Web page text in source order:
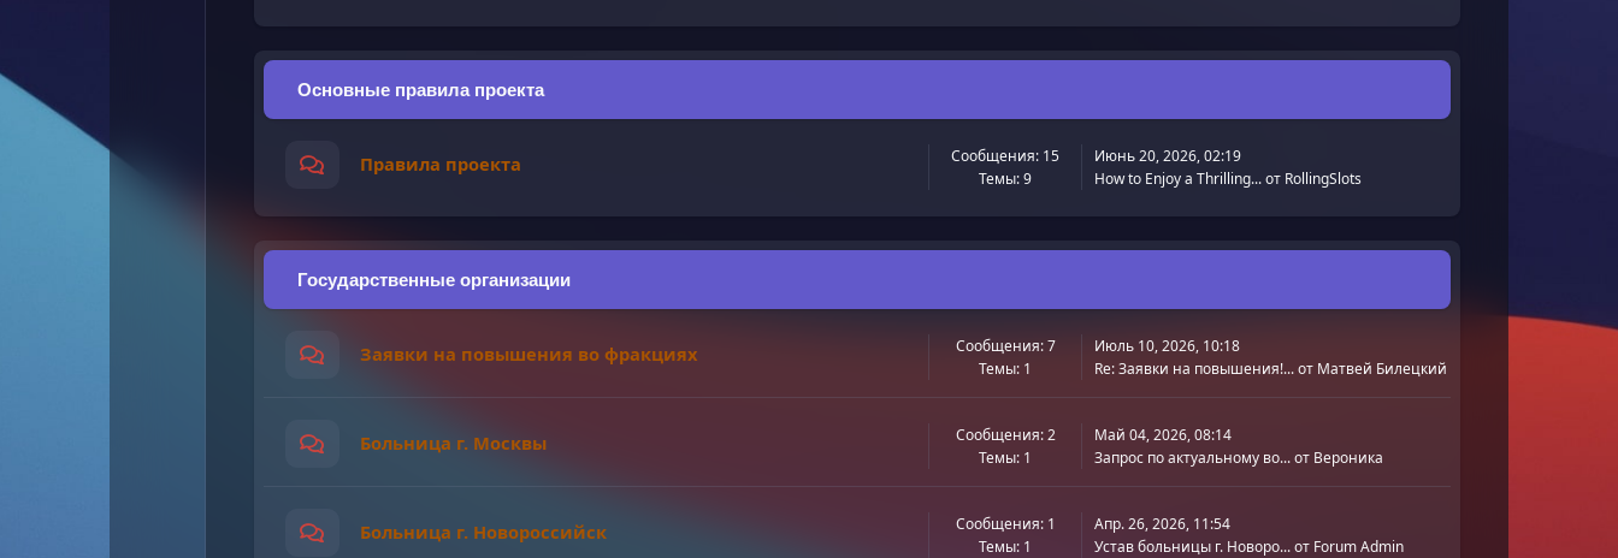
Основные правила проекта
Правила проекта
Сообщения: 15
Темы: 9
Июнь 20, 2026, 02:19
How to Enjoy a Thrilling...от RollingSlots
Государственные организации
Заявки на повышения во фракциях
Сообщения: 7
Темы: 1
Июль 10, 2026, 10:18
Re: Заявки на повышения!...от Матвей Билецкий
Больница г. Москвы
Сообщения: 2
Темы: 1
Май 04, 2026, 08:14
Запрос по актуальному во...от Вероника
Больница г. Новороссийск
Сообщения: 1
Темы: 1
Апр. 26, 2026, 11:54
Устав больницы г. Новоро...от Forum Admin